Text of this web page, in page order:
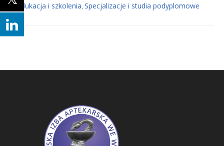
In Edukacja i szkolenia,Specjalizacje i studia podyplomowe